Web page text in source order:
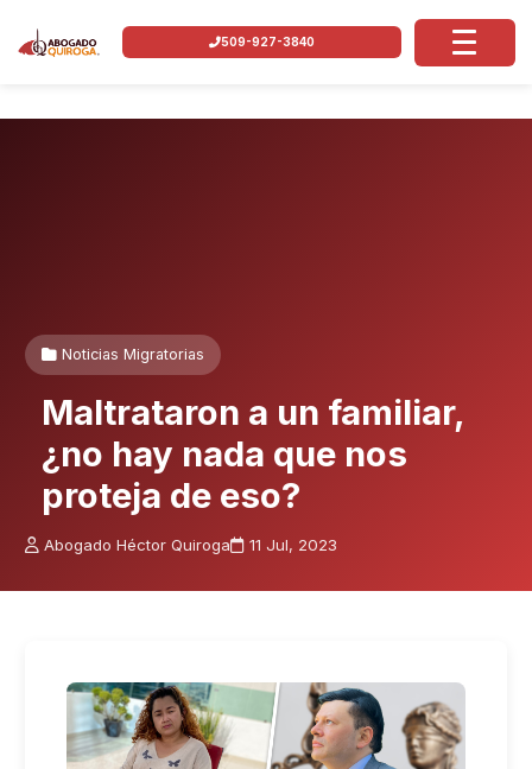
509-927-3840
Noticias Migratorias
Maltrataron a un familiar,
¿no hay nada que nos
proteja de eso?
Abogado Héctor Quiroga 11 Jul, 2023